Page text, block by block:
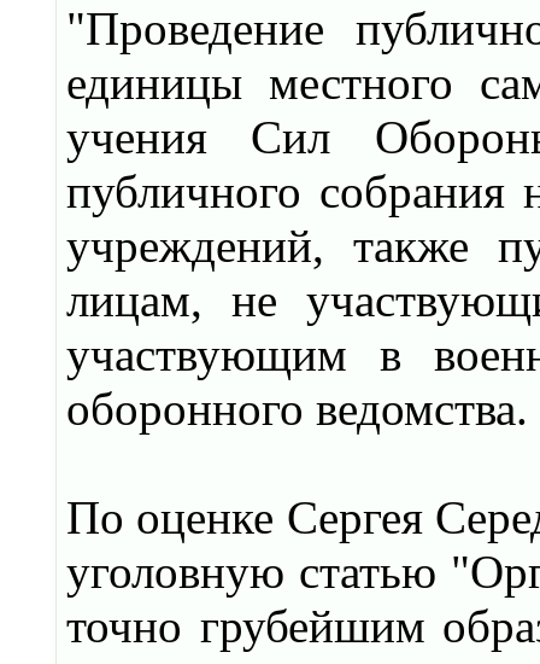
"Проведение
единицы местного
учения Сил
публичного собрания
учреждений, также
лицам, не
участвующим в
оборонного ведомства.
По оценке Сергея
уголовную статью
точно грубейшим